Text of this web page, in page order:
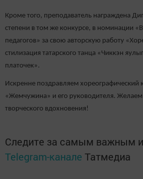
Кроме того, преподаватель награждена
степени в том же конкурсе, в номинации
педагогов» за свою авторскую работу
стилизация татарского танца «Чиккэн
платочек».
Искренне поздравляем хореографический
«Жемчужина» и его руководителя.
творческого вдохновения!
Следите за самым важным
Telegram-канале Татмедиа